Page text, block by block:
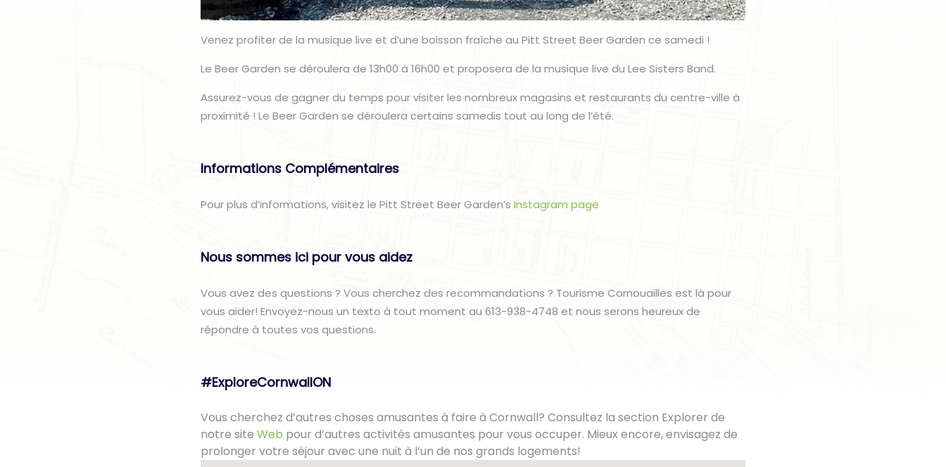
Venez profiter de la musique live et d’une boisson fraîche au Pitt Street Beer Garden ce samedi !
Le Beer Garden se déroulera de 13h00 à 16h00 et proposera de la musique live du Lee Sisters Band.
Assurez-vous de gagner du temps pour visiter les nombreux magasins et restaurants du centre-ville à
proximité ! Le Beer Garden se déroulera certains samedis tout au long de l’été.
Informations Complémentaires
Pour plus d’informations, visitez le Pitt Street Beer Garden’sInstagram page
Nous sommes ici pour vous aidez
Vous avez des questions ? Vous cherchez des recommandations ? Tourisme Cornouailles est là pour
vous aider! Envoyez-nous un texto à tout moment au 613-938-4748 et nous serons heureux de
répondre à toutes vos questions.
#ExploreCornwallON
Vous cherchez d’autres choses amusantes à faire à Cornwall? Consultez la section Explorer de
notre siteWeb pour d’autres activités amusantes pour vous occuper. Mieux encore, envisagez de
prolonger votre séjour avec une nuit à l’un de nos grands logements!